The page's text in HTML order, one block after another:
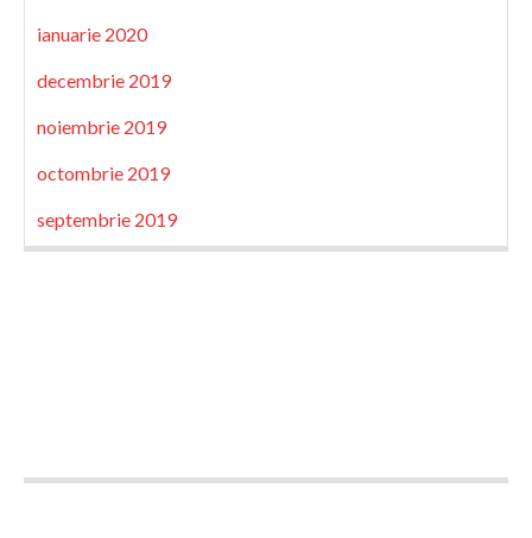
ianuarie 2020
decembrie 2019
noiembrie 2019
octombrie 2019
septembrie 2019